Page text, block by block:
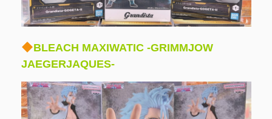
BLEACH MAXIWATIC -GRIMMJOW
JAEGERJAQUES-